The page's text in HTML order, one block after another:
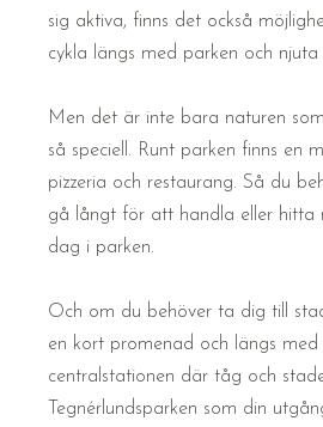
sig aktiva, finns det också
cykla längs med parken och njuta
Men det är inte bara naturen
så speciell. Runt parken finns en
pizzeria och restaurang. Så du
gå långt för att handla eller
dag i parken.
Och om du behöver ta dig till
en kort promenad och längs
centralstationen där tåg och
Tegnérlundsparken som din